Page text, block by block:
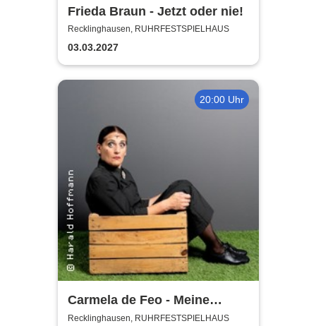
Frieda Braun - Jetzt oder nie!
Recklinghausen, RUHRFESTSPIELHAUS
03.03.2027
20:00 Uhr
Carmela de Feo - Meine
besten Knaller
Recklinghausen, RUHRFESTSPIELHAUS